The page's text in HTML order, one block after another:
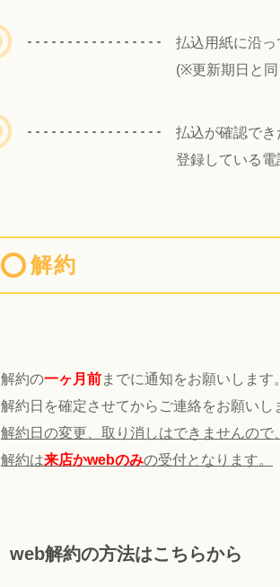
払込用紙に沿っ
(※更新期日と
払込が確認で
登録している電
解約
解約の一ヶ月前までに通知をお願いします。
解約日を確定させてからご連絡をお願いし
解約日の変更、取り消しはできませんので
解約は来店かwebのみの受付となります。
web解約の方法はこちらから